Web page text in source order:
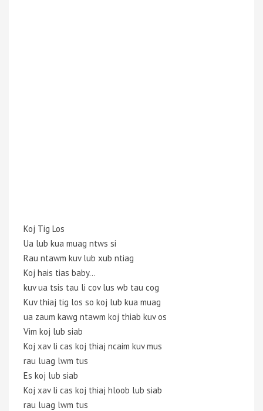
Koj Tig Los
Ua lub kua muag ntws si
Rau ntawm kuv lub xub ntiag
Koj hais tias baby…
kuv ua tsis tau li cov lus wb tau cog
Kuv thiaj tig los so koj lub kua muag
ua zaum kawg ntawm koj thiab kuv os
Vim koj lub siab
Koj xav li cas koj thiaj ncaim kuv mus
rau luag lwm tus
Es koj lub siab
Koj xav li cas koj thiaj hloob lub siab
rau luag lwm tus